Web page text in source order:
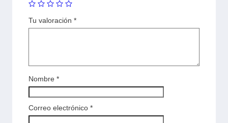
Tu valoración *
Nombre *
Correo electrónico *